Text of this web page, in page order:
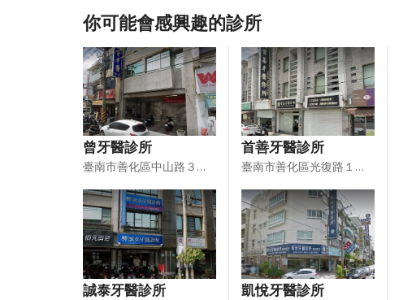
你可能會感興趣的診所
曾牙醫診所
臺南市善化區中山路３５６號１樓
首善牙醫診所
臺南市善化區光復路１８６號
誠泰牙醫診所 凱悅牙醫診所